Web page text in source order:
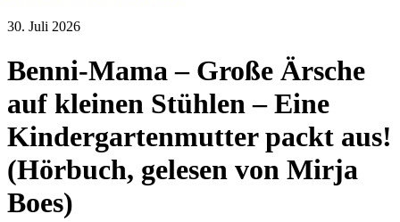
30. Juli 2026
Benni-Mama – Große Ärsche
auf kleinen Stühlen – Eine
Kindergartenmutter packt aus!
(Hörbuch, gelesen von Mirja
Boes)